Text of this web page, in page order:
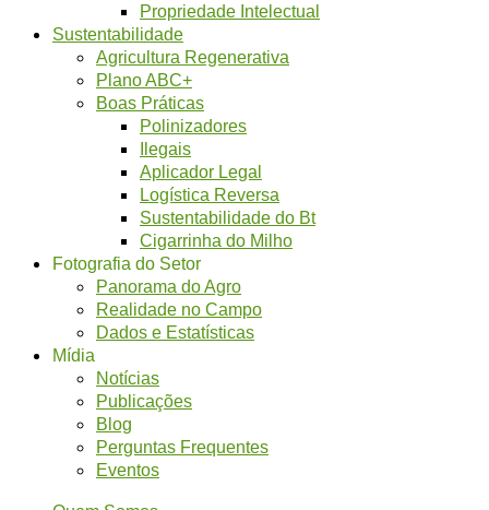
Propriedade Intelectual
Sustentabilidade
Agricultura Regenerativa
Plano ABC+
Boas Práticas
Polinizadores
Ilegais
Aplicador Legal
Logística Reversa
Sustentabilidade do Bt
Cigarrinha do Milho
Fotografia do Setor
Panorama do Agro
Realidade no Campo
Dados e Estatísticas
Mídia
Notícias
Publicações
Blog
Perguntas Frequentes
Eventos